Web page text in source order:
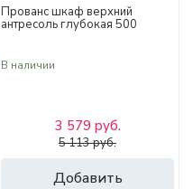
Прованс шкаф верхний
антресоль глубокая 500
В наличии
Добавить
3 579 руб.
5 113 руб.